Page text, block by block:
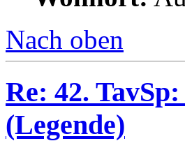
Nach oben
Re: 42.
(Legende)